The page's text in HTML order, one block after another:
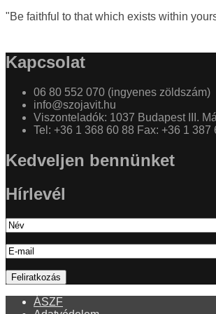
"Be faithful to that which exists within
Kapcsolat
06 80 552 070 (ingyenes zöldszám)
info@szojavit.hu
Viszonteladók: 1037 Budapest III.
Tel: +36 1 368 60 88 Fax: +36 1
Kedveljen bennünket
Hírlevél
ÁSZF